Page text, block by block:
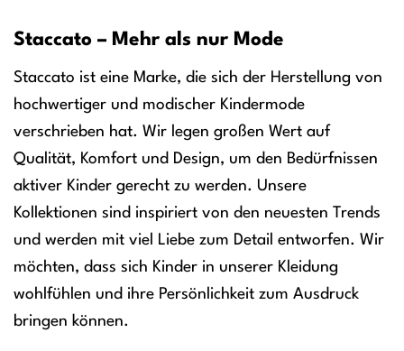
Staccato – Mehr als nur Mode
Staccato ist eine Marke, die sich der Herstellung von
hochwertiger und modischer Kindermode
verschrieben hat. Wir legen großen Wert auf
Qualität, Komfort und Design, um den Bedürfnissen
aktiver Kinder gerecht zu werden. Unsere
Kollektionen sind inspiriert von den neuesten Trends
und werden mit viel Liebe zum Detail entworfen. Wir
möchten, dass sich Kinder in unserer Kleidung
wohlfühlen und ihre Persönlichkeit zum Ausdruck
bringen können.